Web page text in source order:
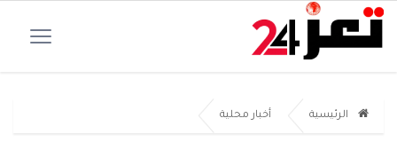
الرئيسية أخبار محلية